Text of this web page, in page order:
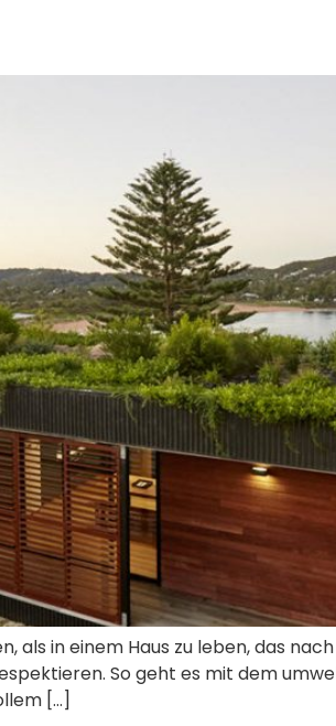
als in einem Haus zu leben, das
So geht es mit dem
[…]